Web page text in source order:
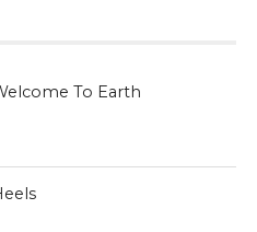
To Earth